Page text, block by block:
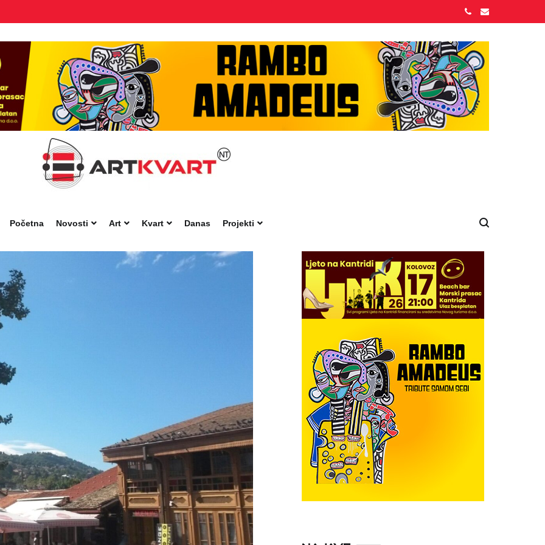
Početna
Novosti Art Kvart Danas Projekti